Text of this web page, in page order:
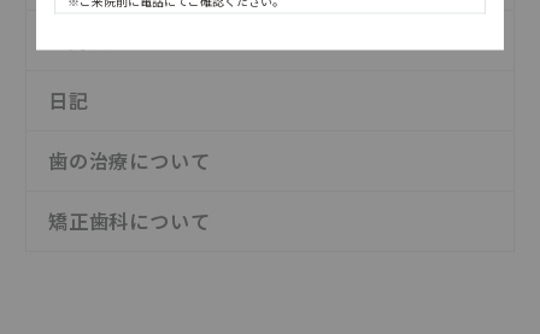
日記
歯の治療について
矯正歯科について